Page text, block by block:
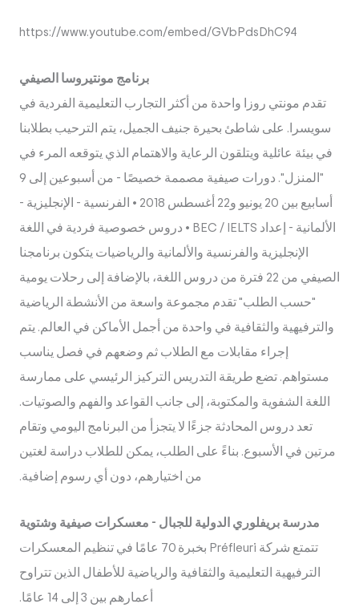
https://www.youtube.com/embed/GVbPdsDhC94
برنامج مونتيروسا الصيفي
تقدم مونتي روزا واحدة من أكثر التجارب التعليمية الفردية في
سويسرا. على شاطئ بحيرة جنيف الجميل، يتم الترحيب بطلابنا
في بيئة عائلية ويتلقون الرعاية والاهتمام الذي يتوقعه المرء في
"المنزل". دورات صيفية مصممة خصيصًا - من أسبوعين إلى 9
أسابيع بين 20 يونيو و22 أغسطس 2018 • الفرنسية - الإنجليزية -
الألمانية - إعداد BEC / IELTS • دروس خصوصية فردية في اللغة
الإنجليزية والفرنسية والألمانية والرياضيات يتكون برنامجنا
الصيفي من 22 فترة من دروس اللغة، بالإضافة إلى رحلات يومية
"حسب الطلب" تقدم مجموعة واسعة من الأنشطة الرياضية
والترفيهية والثقافية في واحدة من أجمل الأماكن في العالم. يتم
إجراء مقابلات مع الطلاب ثم وضعهم في فصل يناسب
مستواهم. تضع طريقة التدريس التركيز الرئيسي على ممارسة
اللغة الشفوية والمكتوبة، إلى جانب القواعد والفهم والصوتيات.
تعد دروس المحادثة جزءًا لا يتجزأ من البرنامج اليومي وتقام
مرتين في الأسبوع. بناءً على الطلب، يمكن للطلاب دراسة لغتين
من اختيارهم، دون أي رسوم إضافية.
مدرسة بريفلوري الدولية للجبال - معسكرات صيفية وشتوية
تتمتع شركة Préfleuri بخبرة 70 عامًا في تنظيم المعسكرات
الترفيهية التعليمية والثقافية والرياضية للأطفال الذين تتراوح
أعمارهم بين 3 إلى 14 عامًا.